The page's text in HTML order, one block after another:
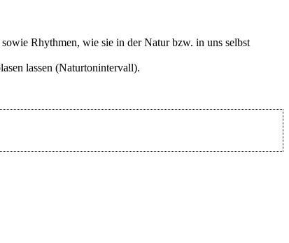
Rhythmen, wie sie in der Natur bzw. in uns selbst
lassen (Naturtonintervall).